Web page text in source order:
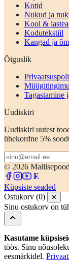
Kotid
Nukud ja
Kool &
Kodutekstiil
Kangad ja
Õiguslik
Tagastamine
Uudiskiri
Uudiskiri uutest
ühekordne 5%
© 2026 Mailisepood
Küpsiste seaded
Ostukorv (0)
✕
Sinu ostukorv on
Kasutame
töös. Sinu
eesmärkidel.